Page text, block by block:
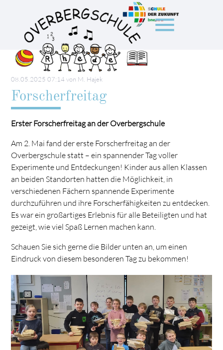
menu
Suchbegriffe
08.05.2025 07:14 von M. Hajek
Forscherfreitag
Erster Forscherfreitag an der Overbergschule
Am 2. Mai fand der erste Forscherfreitag an der
Overbergschule statt – ein spannender Tag voller
Experimente und Entdeckungen! Kinder aus allen Klassen
an beiden Standorten hatten die Möglichkeit, in
verschiedenen Fächern spannende Experimente
durchzuführen und ihre Forscherfähigkeiten zu entdecken.
Es war ein großartiges Erlebnis für alle Beteiligten und hat
gezeigt, wie viel Spaß Lernen machen kann.
Schauen Sie sich gerne die Bilder unten an, um einen
Eindruck von diesem besonderen Tag zu bekommen!